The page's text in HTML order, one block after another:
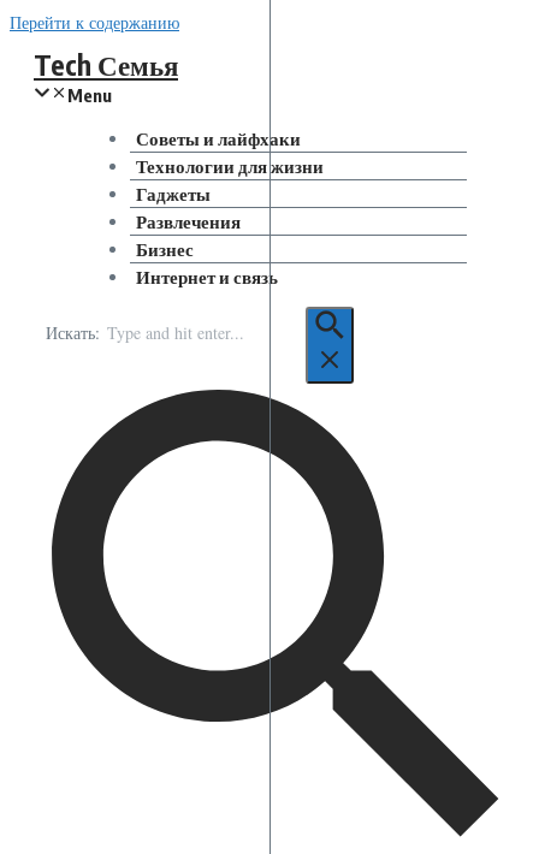
Перейти к содержанию
Tech Семья
Menu
Советы и лайфхаки
Технологии для жизни
Гаджеты
Развлечения
Бизнес
Интернет и связь
Искать: